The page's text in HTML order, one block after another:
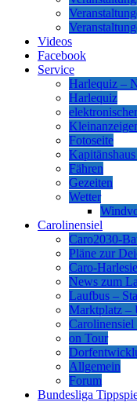
Videos
Facebook
Service
Harlequiz –
Harlequiz
Fotoseite
Fähren
Gezeiten
Wetter
Carolinensiel
Caro2030-
Pläne zur
Caro-
News zum
Laufbus –
Marktplatz –
Carolinensiel
on Tour
Allgemein
Forum
Bundesliga